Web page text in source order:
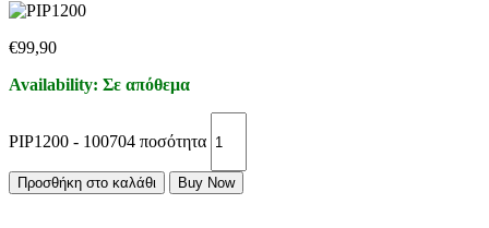
€99,90
Availability: Σε απόθεμα
PIP1200 - 100704 ποσότητα
Προσθήκη στο καλάθι Buy Now